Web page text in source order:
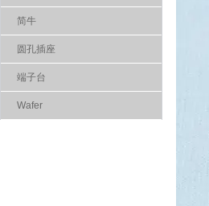
简牛
圆孔插座
端子台
Wafer